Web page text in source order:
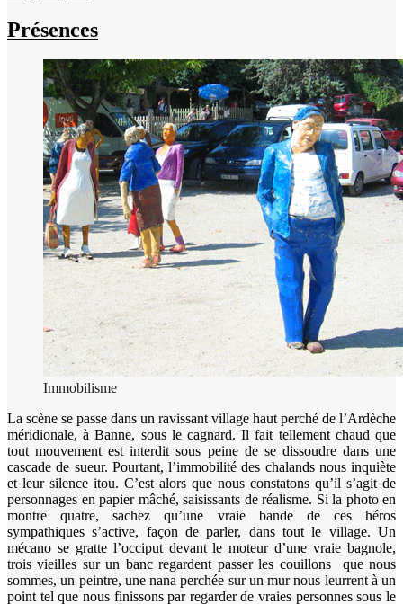
Présences
Immobilisme
La scène se passe dans un ravissant village haut perché de l’Ardèche
méridionale, à Banne, sous le cagnard. Il fait tellement chaud que
tout mouvement est interdit sous peine de se dissoudre dans une
cascade de sueur. Pourtant, l’immobilité des chalands nous inquiète
et leur silence itou. C’est alors que nous constatons qu’il s’agit de
personnages en papier mâché, saisissants de réalisme. Si la photo en
montre quatre, sachez qu’une vraie bande de ces héros
sympathiques s’active, façon de parler, dans tout le village. Un
mécano se gratte l’occiput devant le moteur d’une vraie bagnole,
trois vieilles sur un banc regardent passer les couillons que nous
sommes, un peintre, une nana perchée sur un mur nous leurrent à un
point tel que nous finissons par regarder de vraies personnes sous le